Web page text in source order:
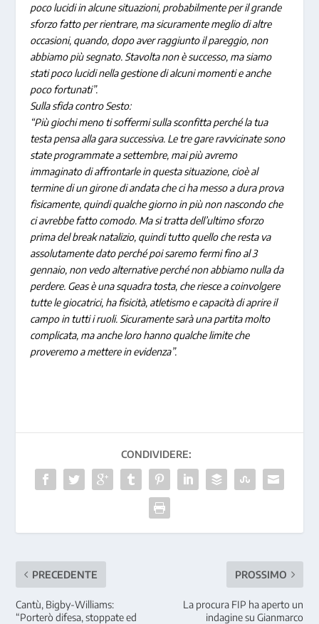
poco lucidi in alcune situazioni, probabilmente per il grande
sforzo fatto per rientrare, ma sicuramente meglio di altre
occasioni, quando, dopo aver raggiunto il pareggio, non
abbiamo più segnato. Stavolta non è successo, ma siamo
stati poco lucidi nella gestione di alcuni momenti e anche
poco fortunati”.
Sulla sfida contro Sesto:
“Più giochi meno ti soffermi sulla sconfitta perché la tua
testa pensa alla gara successiva. Le tre gare ravvicinate sono
state programmate a settembre, mai più avremo
immaginato di affrontarle in questa situazione, cioè al
termine di un girone di andata che ci ha messo a dura prova
fisicamente, quindi qualche giorno in più non nascondo che
ci avrebbe fatto comodo. Ma si tratta dell’ultimo sforzo
prima del break natalizio, quindi tutto quello che resta va
assolutamente dato perché poi saremo fermi fino al 3
gennaio, non vedo alternative perché non abbiamo nulla da
perdere. Geas è una squadra tosta, che riesce a coinvolgere
tutte le giocatrici, ha fisicità, atletismo e capacità di aprire il
campo in tutti i ruoli. Sicuramente sarà una partita molto
complicata, ma anche loro hanno qualche limite che
proveremo a mettere in evidenza”.
CONDIVIDERE:
PRECEDENTE
Cantù, Bigby-Williams:
“Porterò difesa, stoppate ed
PROSSIMO
La procura FIP ha aperto un
indagine su Gianmarco